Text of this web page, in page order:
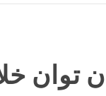
فان